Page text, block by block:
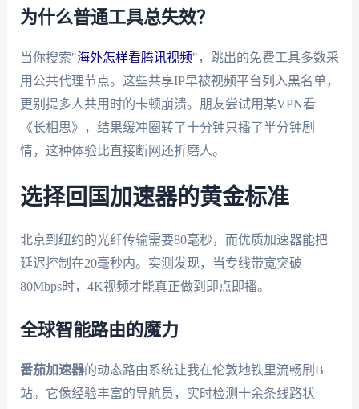
为什么普通工具总失效？
当你搜索"海外怎样看腾讯视频"，跳出的免费工具多数采
用公共代理节点。这些共享IP早被视频平台列入黑名单，
更别提多人共用时的卡顿崩溃。朋友尝试用某VPN看
《长相思》，结果缓冲圈转了十分钟只播了半分钟剧
情，这种体验比直接断网还折磨人。
选择回国加速器的黄金标准
北京到纽约的光纤传输需要80毫秒，而优质加速器能把
延迟控制在20毫秒内。实测发现，当专线带宽突破
80Mbps时，4K视频才能真正做到即点即播。
全球智能路由的魔力
番茄加速器的动态路由系统让我在伦敦地铁里流畅刷B
站。它像经验丰富的导航员，实时检测十余条线路状